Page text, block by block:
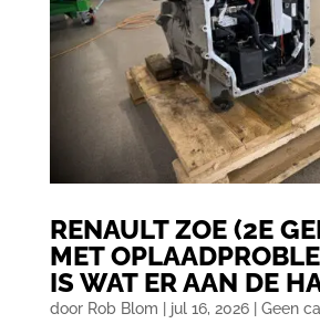
RENAULT ZOE (2E
MET
IS WAT ER AAN DE
door Rob Blom jul 16, 2026| Geen